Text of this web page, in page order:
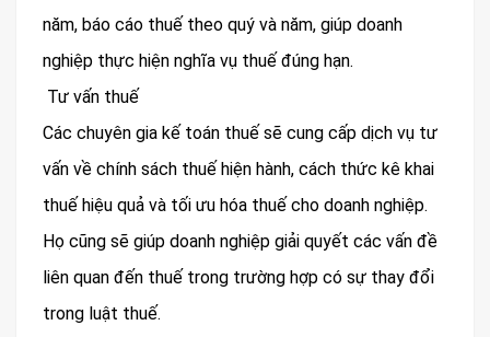
năm, báo cáo thuế theo quý và năm, giúp doanh
nghiệp thực hiện nghĩa vụ thuế đúng hạn.
Tư vấn thuế
Các chuyên gia kế toán thuế sẽ cung cấp dịch vụ tư
vấn về chính sách thuế hiện hành, cách thức kê khai
thuế hiệu quả và tối ưu hóa thuế cho doanh nghiệp.
Họ cũng sẽ giúp doanh nghiệp giải quyết các vấn đề
liên quan đến thuế trong trường hợp có sự thay đổi
trong luật thuế.